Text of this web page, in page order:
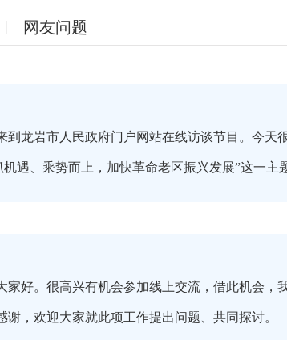
网友问题
到龙岩市人民政府门户网站在线访谈节目。今天
遇、乘势而上，加快革命老区振兴发展”这一
家好。很高兴有机会参加线上交流，借此机会，
谢，欢迎大家就此项工作提出问题、共同探讨。